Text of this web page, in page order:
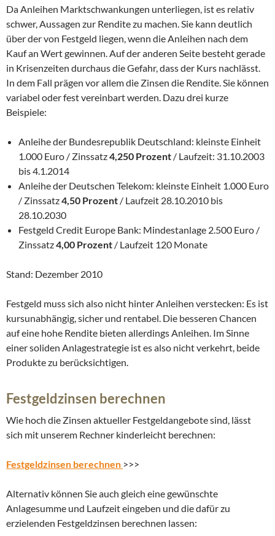
Da Anleihen Marktschwankungen unterliegen, ist es relativ
schwer, Aussagen zur Rendite zu machen. Sie kann deutlich
über der von Festgeld liegen, wenn die Anleihen nach dem
Kauf an Wert gewinnen. Auf der anderen Seite besteht gerade
in Krisenzeiten durchaus die Gefahr, dass der Kurs nachlässt.
In dem Fall prägen vor allem die Zinsen die Rendite. Sie können
variabel oder fest vereinbart werden. Dazu drei kurze
Beispiele:
Anleihe der Bundesrepublik Deutschland: kleinste Einheit
1.000 Euro / Zinssatz4,250 Prozent / Laufzeit: 31.10.2003
bis 4.1.2014
Anleihe der Deutschen Telekom: kleinste Einheit 1.000 Euro
/ Zinssatz4,50 Prozent / Laufzeit 28.10.2010 bis
28.10.2030
Festgeld Credit Europe Bank: Mindestanlage 2.500 Euro /
Zinssatz4,00 Prozent / Laufzeit 120 Monate
Stand: Dezember 2010
Festgeld muss sich also nicht hinter Anleihen verstecken: Es ist
kursunabhängig, sicher und rentabel. Die besseren Chancen
auf eine hohe Rendite bieten allerdings Anleihen. Im Sinne
einer soliden Anlagestrategie ist es also nicht verkehrt, beide
Produkte zu berücksichtigen.
Festgeldzinsen berechnen
Wie hoch die Zinsen aktueller Festgeldangebote sind, lässt
sich mit unserem Rechner kinderleicht berechnen:
Festgeldzinsen berechnen >>>
Alternativ können Sie auch gleich eine gewünschte
Anlagesumme und Laufzeit eingeben und die dafür zu
erzielenden Festgeldzinsen berechnen lassen: